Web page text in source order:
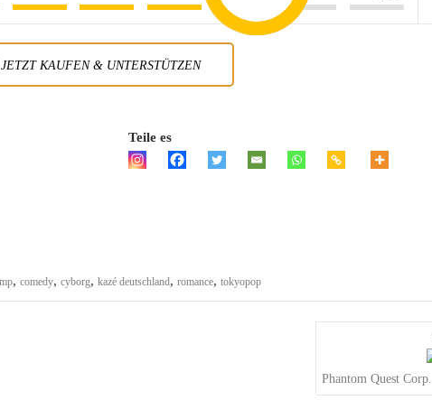
JETZT KAUFEN & UNTERSTÜTZEN
Teile es
, comedy, cyborg, kazé deutschland, romance, tokyopop
Phantom Quest Corp.